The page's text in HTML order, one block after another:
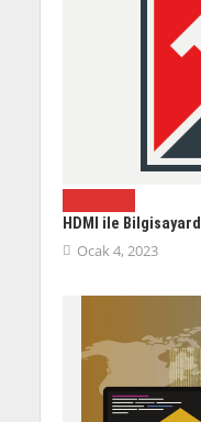
HDMI ile
Ocak 4, 2023